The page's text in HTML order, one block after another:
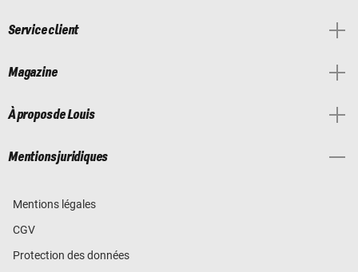
Service client
Magazine
À propos de Louis
Mentions juridiques
Mentions légales
CGV
Protection des données